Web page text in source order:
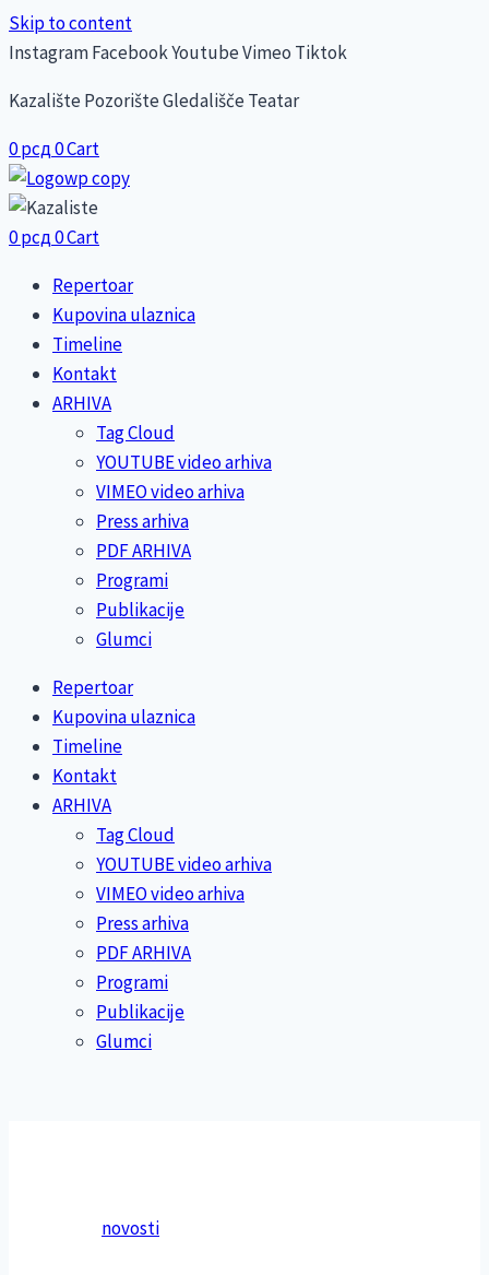
Skip to content
InstagramFacebookYoutubeVimeo Tiktok
Kazalište Pozorište Gledališče Teatar
0рсд0Cart
0рсд0Cart
Repertoar
Kupovina ulaznica
Timeline
Kontakt
ARHIVA
Tag Cloud
YOUTUBE video arhiva
VIMEO video arhiva
Press arhiva
PDF ARHIVA
Programi
Publikacije
Glumci
Repertoar
Kupovina ulaznica
Timeline
Kontakt
ARHIVA
Tag Cloud
YOUTUBE video arhiva
VIMEO video arhiva
Press arhiva
PDF ARHIVA
Programi
Publikacije
Glumci
novosti